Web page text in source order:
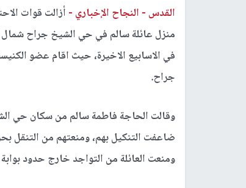
القدس - النجاح الإخباري - أزالت قوات
منزل عائلة سالم في حي الشيخ جراح شمال
في الاسابيع الاخيرة، حيث اقام عضو
جراح.
وقالت الحاجة فاطمة سالم من سكان حي
ضاعفت التنكيل بهم، ومنعتهم من التنقل
ومنعت العائلة من التواجد خارج حدود